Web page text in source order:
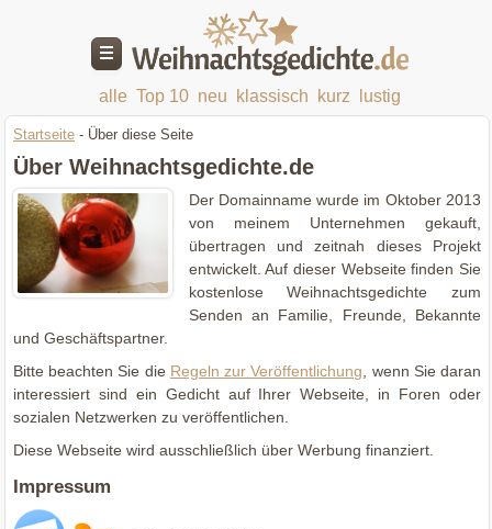
alle Top 10 neu klassisch kurz lustig
Startseite - Über diese Seite
Über Weihnachtsgedichte.de
Der Domainname wurde im Oktober 2013
von meinem Unternehmen gekauft,
übertragen und zeitnah dieses Projekt
entwickelt. Auf dieser Webseite finden Sie
kostenlose Weihnachtsgedichte zum
Senden an Familie, Freunde, Bekannte
und Geschäftspartner.
Bitte beachten Sie die Regeln zur Veröffentlichung , wenn Sie daran
interessiert sind ein Gedicht auf Ihrer Webseite, in Foren oder
sozialen Netzwerken zu veröffentlichen.
Diese Webseite wird ausschließlich über Werbung finanziert.
Impressum